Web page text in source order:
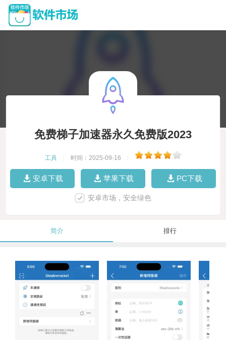
免费梯子加速器永久免费版2023
工具 时间：2025-09-16
安卓下载 苹果下载 PC下载
安卓市场，安全绿色
简介 排行